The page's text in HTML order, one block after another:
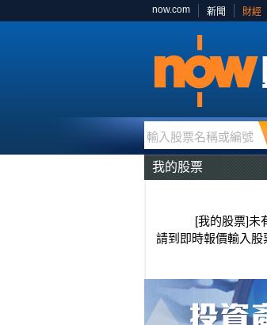
now.com 新聞 財經
輸入股票名稱或編號
我的股票
[我的股票]未
請到即時報價輸入股